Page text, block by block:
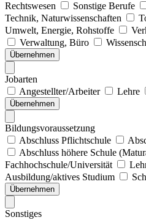
Rechtswesen
Sonstige Berufe
Technik, Naturwissenschaften
Umwelt, Energie, Rohstoffe
Verwaltung, Büro
Übernehmen
Jobarten
Angestellter/Arbeiter
Lehre
Übernehmen
Bildungsvoraussetzung
Abschluss Pflichtschule
Abschluss höhere Schule
Fachhochschule/Universität
Ausbildung/aktives Studium
Übernehmen
Sonstiges